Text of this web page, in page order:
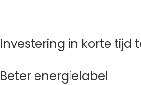
Investering in korte tijd
Beter energielabel